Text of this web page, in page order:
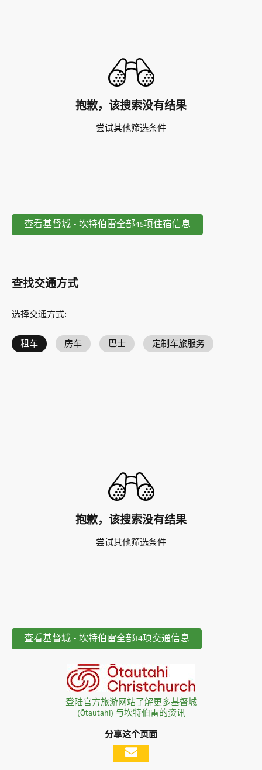
抱歉，该搜索没有结果
尝试其他筛选条件
查看基督城 - 坎特伯雷全部45项住宿信息
查找交通方式
选择交通方式:
租车 房车 巴士 定制车旅服务
抱歉，该搜索没有结果
尝试其他筛选条件
查看基督城 - 坎特伯雷全部14项交通信息
登陆官方旅游网站了解更多基督城
(Ōtautahi) 与坎特伯雷的资讯
分享这个页面